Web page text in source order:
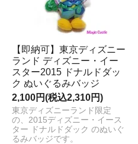
【即納可】東京ディズニー
ランド ディズニー・イー
スター2015 ドナルドダッ
ク ぬいぐるみバッジ
2,100円(税込2,310円)
東京ディズニーランド限定
の、2015ディズニー・イース
ター ドナルドダック のぬいぐ
るみバッジです。